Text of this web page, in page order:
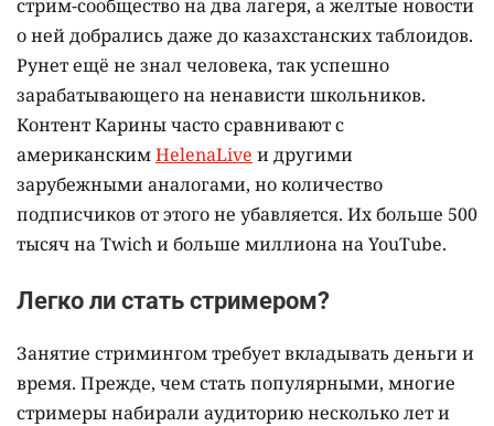
стрим-сообщество на два лагеря, а желтые новости
о ней добрались даже до казахстанских таблоидов.
Рунет ещё не знал человека, так успешно
зарабатывающего на ненависти школьников.
Контент Карины часто сравнивают с
американскимHelenaLive и другими
зарубежными аналогами, но количество
подписчиков от этого не убавляется. Их больше 500
тысяч на Twich и больше миллиона на YouTube.
Легко ли стать стримером?
Занятие стримингом требует вкладывать деньги и
время. Прежде, чем стать популярными, многие
стримеры набирали аудиторию несколько лет и